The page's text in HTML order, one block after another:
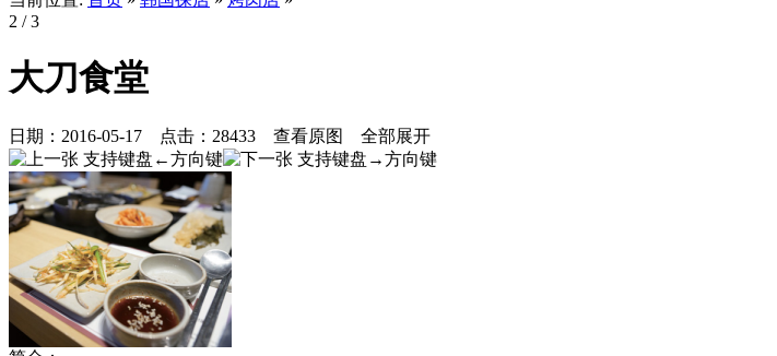
2 / 3
大刀食堂
日期： 2016-05-17 点击： 28433 查看原图 全部展开